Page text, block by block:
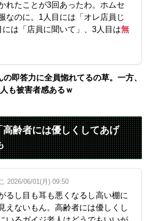
れたことが3回あったわ。ホムセ
なのに。1人目には「オレ店員じ
には「店員に聞いて」、3人目は無
即答力に全員惚れてるの草。一方、
も被害者感あるｗ
齢者には優しくしてあげ
2026/06/01(月) 09:50
るし目も耳も悪くなるし高い棚に
えないもん。高齢者には優しくし